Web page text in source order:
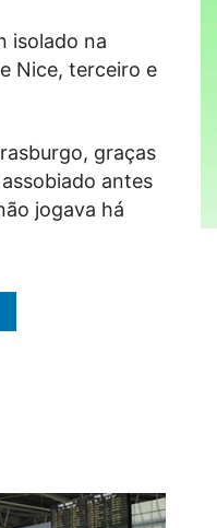
isolado na
Nice, terceiro e
graças
antes
jogava há